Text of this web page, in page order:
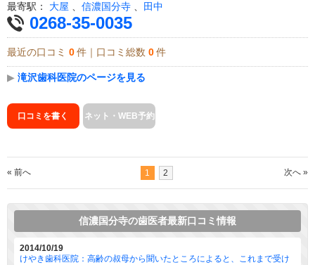
最寄駅： 大屋 、 信濃国分寺 、 田中
0268-35-0035
最近の口コミ 0 件｜口コミ総数 0 件
▶ 滝沢歯科医院のページを見る
口コミを書く ネット・WEB予約
« 前へ 1 2 次へ »
信濃国分寺の歯医者最新口コミ情報
2014/10/19
けやき歯科医院：高齢の叔母から聞いたところによると、これまで受け